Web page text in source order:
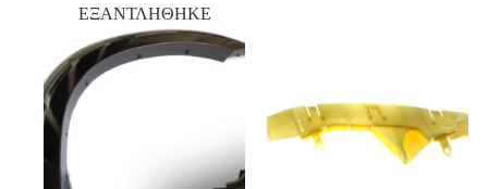
ΕΞΑΝΤΛΗΘΗΚΕ